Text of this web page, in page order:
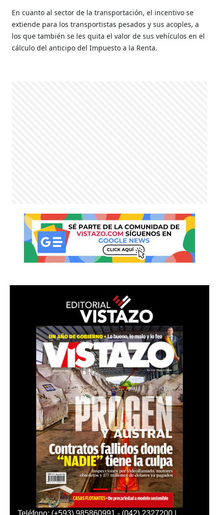
En cuanto al sector de la transportación, el incentivo se
extiende para los transportistas pesados y sus acoples, a
los que también se les quita el valor de sus vehículos en el
cálculo del anticipo del Impuesto a la Renta.